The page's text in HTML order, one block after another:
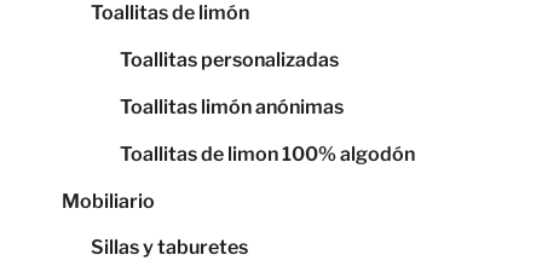
Toallitas de limón
Toallitas personalizadas
Toallitas limón anónimas
Toallitas de limon 100% algodón
Mobiliario
Sillas y taburetes